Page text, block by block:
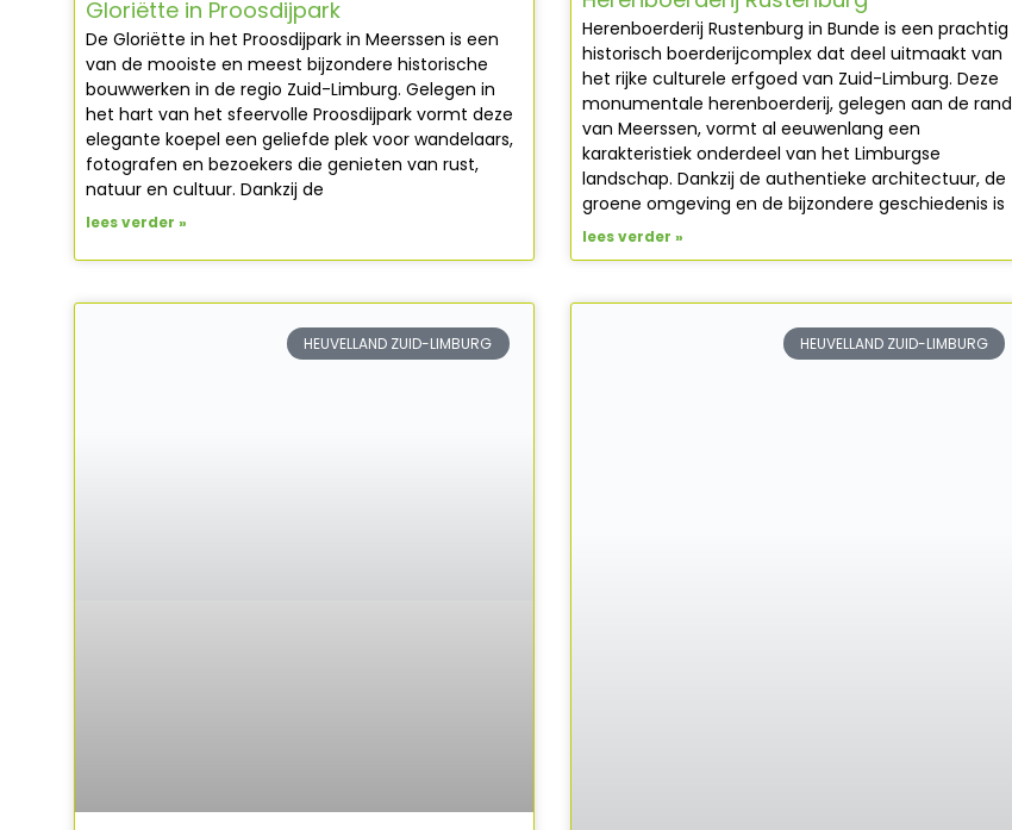
Gloriëtte in Proosdijpark
De Gloriëtte in het Proosdijpark in Meerssen is een
van de mooiste en meest bijzondere historische
bouwwerken in de regio Zuid-Limburg. Gelegen in
het hart van het sfeervolle Proosdijpark vormt deze
elegante koepel een geliefde plek voor wandelaars,
fotografen en bezoekers die genieten van rust,
natuur en cultuur. Dankzij de
lees verder »
Herenboerderij Rustenburg in Bunde is een prachtig
historisch boerderijcomplex dat deel uitmaakt van
het rijke culturele erfgoed van Zuid-Limburg. Deze
monumentale herenboerderij, gelegen aan de rand
van Meerssen, vormt al eeuwenlang een
karakteristiek onderdeel van het Limburgse
landschap. Dankzij de authentieke architectuur, de
groene omgeving en de bijzondere geschiedenis is
lees verder »
HEUVELLAND ZUID-LIMBURG HEUVELLAND ZUID-LIMBURG